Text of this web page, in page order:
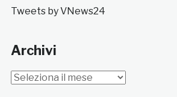
Tweets by VNews24
Archivi
Archivi